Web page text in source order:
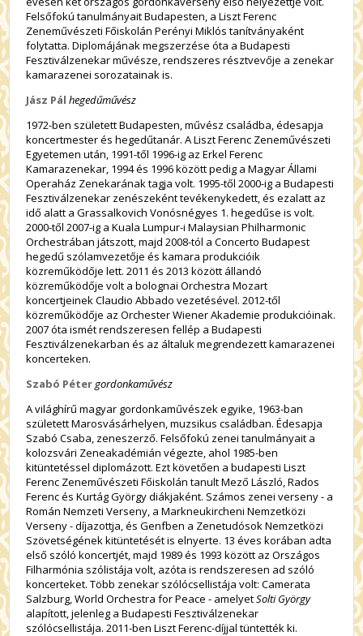
Felsőfokú tanulmányait Budapesten, a Liszt Ferenc
Zeneművészeti Főiskolán Perényi Miklós tanítványaként
folytatta. Diplomájának megszerzése óta a Budapesti
Fesztiválzenekar művésze, rendszeres résztvevője a zenekar
kamarazenei sorozatainak is.
Jász Pálhegedűművész
1972-ben született Budapesten, művész családba, édesapja
koncertmester és hegedűtanár. A Liszt Ferenc Zeneművészeti
Egyetemen után, 1991-től 1996-ig az Erkel Ferenc
Kamarazenekar, 1994 és 1996 között pedig a Magyar Állami
Operaház Zenekarának tagja volt. 1995-től 2000-ig a Budapesti
Fesztiválzenekar zenészeként tevékenykedett, és ezalatt az
idő alatt a Grassalkovich Vonósnégyes 1. hegedűse is volt.
2000-től 2007-ig a Kuala Lumpur-i Malaysian Philharmonic
Orchestrában játszott, majd 2008-tól a Concerto Budapest
hegedű szólamvezetője és kamara produkcióik
közreműködője lett. 2011 és 2013 között állandó
közreműködője volt a bolognai Orchestra Mozart
koncertjeinek Claudio Abbado vezetésével. 2012-től
közreműködője az Orchester Wiener Akademie produkcióinak.
2007 óta ismét rendszeresen fellép a Budapesti
Fesztiválzenekarban és az általuk megrendezett kamarazenei
koncerteken.
Szabó Pétergordonkaművész
A világhírű magyar gordonkaművészek egyike, 1963-ban
született Marosvásárhelyen, muzsikus családban. Édesapja
Szabó Csaba, zeneszerző. Felsőfokú zenei tanulmányait a
kolozsvári Zeneakadémián végezte, ahol 1985-ben
kitüntetéssel diplomázott. Ezt követően a budapesti Liszt
Ferenc Zeneművészeti Főiskolán tanult Mező László, Rados
Ferenc és Kurtág György diákjaként. Számos zenei verseny - a
Román Nemzeti Verseny, a Markneukircheni Nemzetközi
Verseny - díjazottja, és Genfben a Zenetudósok Nemzetközi
Szövetségének kitüntetését is elnyerte. 13 éves korában adta
első szóló koncertjét, majd 1989 és 1993 között az Országos
Filharmónia szólistája volt, azóta is rendszeresen ad szóló
koncerteket. Több zenekar szólócsellistája volt: Camerata
Salzburg, World Orchestra for Peace - amelyetSolti György
alapított, jelenleg a Budapesti Fesztiválzenekar
szólócsellistája. 2011-ben Liszt Ferenc-díjjal tüntették ki.